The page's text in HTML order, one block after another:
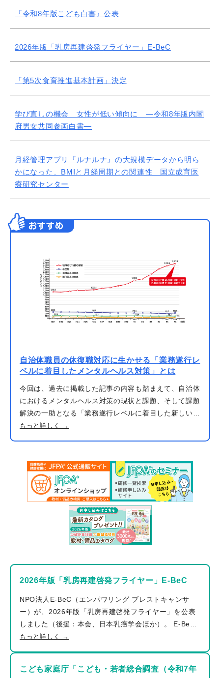
『令和8年版こども白書』公表
2026年版「乳房再建啓発フライヤー」E-BeC
「第5次食育推進基本計画」決定
学び直しの機会 女性が低い傾向に ―令和8年版内閣
府男女共同参画白書―
月経管理アプリ『ルナルナ』の大規模データから明ら
かになった、BMIと月経周期との関連性 国立成育医
療研究センター
自治体職員の休復職対応に生かせる「業務遂行レ
ベルに着目したメンタルヘルス対策」とは
今回は、過去に掲載した記事の内容も踏まえて、自治体
におけるメンタルヘルス対策の現状と課題、そして課題
解決の一助となる「業務遂行レベルに着目した新しいメ
ンタルヘルス対策（通称：高尾メソッド）」について、
地方公務員安全衛生推進協会が毎年実施している「地方
公務員の健康状況等の現況調査」によると、令和６年度
における精神及び行動の障害による長期病休者率（10
万人率）の推移は、前年から増加して2,372.9人で、15
年前（平成 21 年度）の約 2.1 倍であった（図１）。一
方で、自治体のメンタルヘルスに関する計画の策定状況
は、わずか２割程度にとどまる（策定済みの自治体：
るための手順がわからない」などがある（図２）。事前
にメンタルヘルス対策の運用方法が決まっていないケー
スに加え、運用方法が決まっていても、復職支援がうま
くいかず休職を繰り返す職員の対応に追われている自治
体も多くあるのではないだろうか。 ＜図１＞主な疾病
務員健康状況等の現状の概要（令和6年度の状況）より
もっと詳しく →
2026年版「乳房再建啓発フライヤー」E-BeC
NPO法人E-BeC（エンパワリング ブレストキャンサ
ー）が、2026年版「乳房再建啓発フライヤー」を公表
しました（後援：本会、日本乳癌学会ほか）。 E-BeC
では、乳がん検診を受けることの重要性を周知するとと
啓発する運動をしています。 10月の乳がん月間、ま
もっと詳しく →
こども家庭庁「こども・若者総合調査（令和7年